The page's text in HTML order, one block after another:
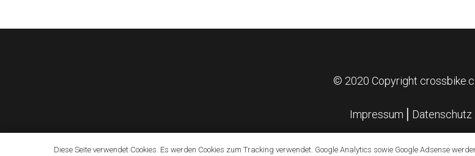
© 2020 Copyright
Impressum Datenschutz
Diese Seite verwendet Cookies. Es werden Cookies zum Tracking verwendet. Google Analytics sowie Google Adsense